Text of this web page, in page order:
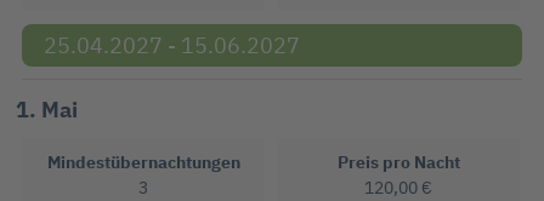
25.04.2027 - 15.06.2027
1. Mai
Mindestübernachtungen
3
Preis pro Nacht
120,00 €